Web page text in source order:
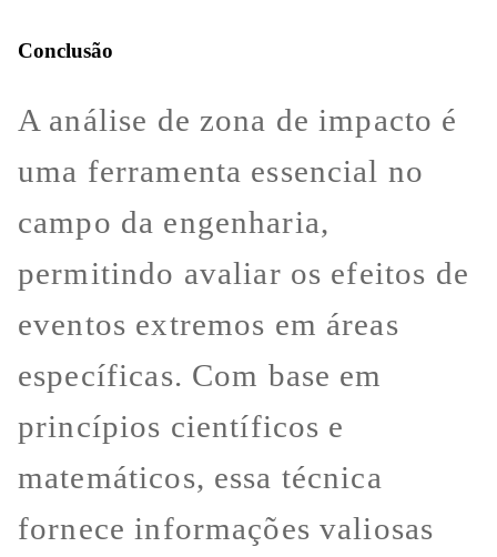
Conclusão
A análise de zona de impacto é
uma ferramenta essencial no
campo da engenharia,
permitindo avaliar os efeitos de
eventos extremos em áreas
específicas. Com base em
princípios científicos e
matemáticos, essa técnica
fornece informações valiosas